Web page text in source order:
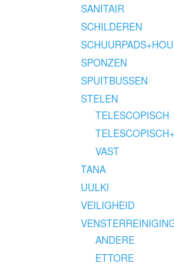
SANITAIR
SCHILDEREN
SPONZEN
SPUITBUSSEN
STELEN
TELESCOPISCH
VAST
TANA
UULKI
VEILIGHEID
ANDERE
ETTORE